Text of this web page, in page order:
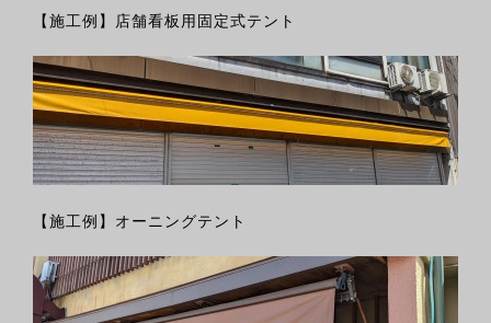
【施工例】店舗看板用固定式テント
【施工例】オーニングテント